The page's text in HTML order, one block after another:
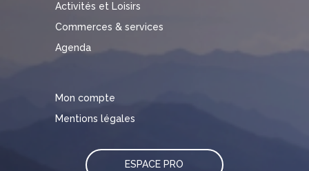
Activités et Loisirs
Commerces & services
Agenda
Mon compte
Mentions légales
ESPACE PRO